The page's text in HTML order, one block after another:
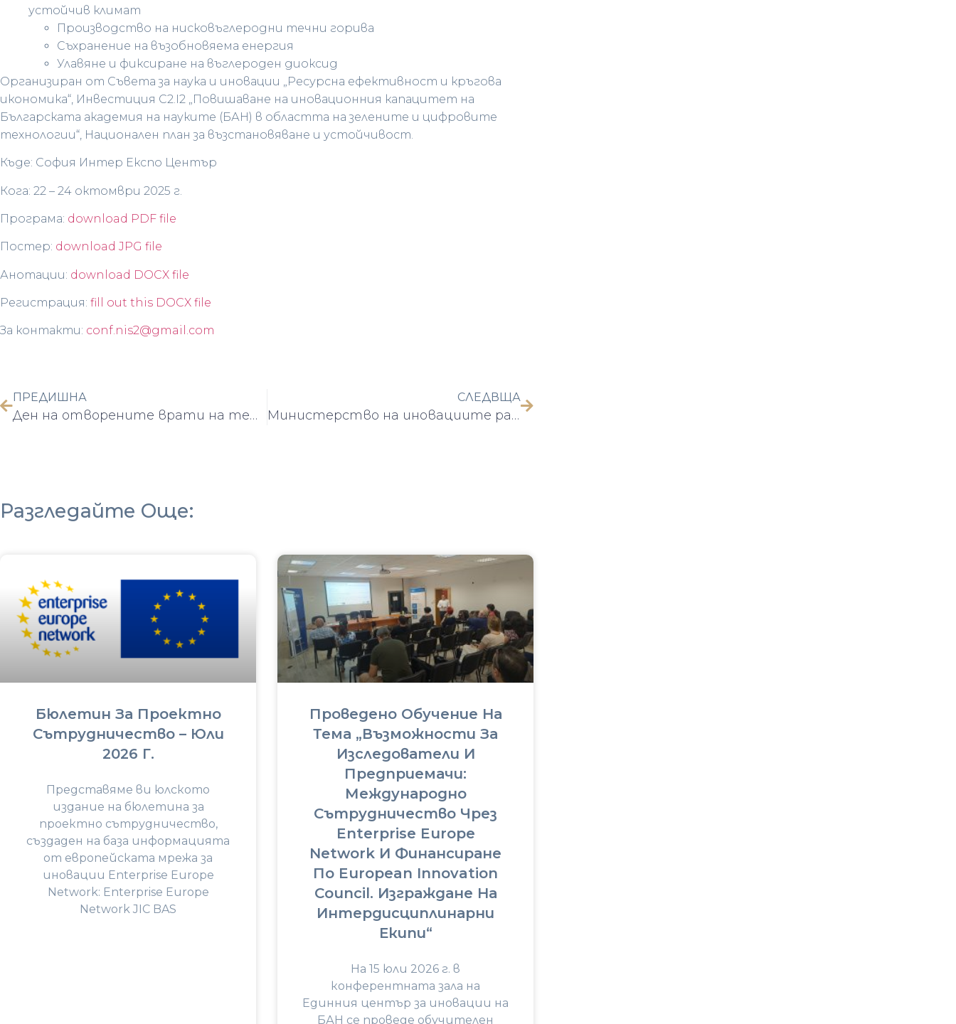
устойчив климат
Производство на нисковъглеродни течни горива
Съхранение на възобновяема енергия
Улавяне и фиксиране на въглероден диоксид
Организиран от Съвета за наука и иновации „Ресурсна ефективност и кръгова
икономика“, Инвестиция C2.I2 „Повишаване на иновационния капацитет на
Българската академия на науките (БАН) в областта на зелените и цифровите
технологии“, Национален план за възстановяване и устойчивост.
Къде: София Интер Експо Център
Кога: 22 – 24 октомври 2025 г.
Програма: download PDF file
Постер: download JPG file
Анотации: download DOCX file
Регистрация: fill out this DOCX file
За контакти: conf.nis2@gmail.com
ПРЕДИШНА
Ден на отворените врати на тема „Цифрова трансформация и изкуствен интелект“ – 28 октомври @ 10:00 – 12:30
СЛЕДВЩА
Министерство на иновациите растежа ще подкрепи проект на БАН за лазерно индуциран управляем ядрен синтез
Разгледайте Още:
Бюлетин За Проектно
Сътрудничество – Юли
2026 Г.
Представяме ви юлското
издание на бюлетина за
проектно сътрудничество,
създаден на база информацията
от европейската мрежа за
иновации Enterprise Europe
Network: Enterprise Europe
Network JIC BAS
Проведено Обучение На
Тема „Възможности За
Изследователи И
Предприемачи:
Международно
Сътрудничество Чрез
Enterprise Europe
Network И Финансиране
По European Innovation
Council. Изграждане На
Интердисциплинарни
Екипи“
На 15 юли 2026 г. в
конферентната зала на
Единния център за иновации на
БАН се проведе обучителен